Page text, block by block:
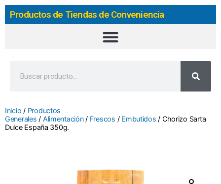
Productos de Tiendas de Conveniencia
Inicio / Productos
Generales / Alimentación/ Frescos / Embutidos / Chorizo Sarta
Dulce España 350g.